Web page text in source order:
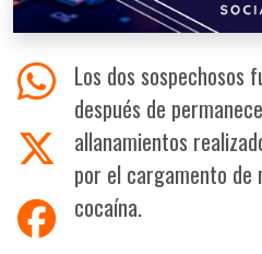
Los dos sospechosos
después de
allanamientos
por el cargamento de
cocaína.